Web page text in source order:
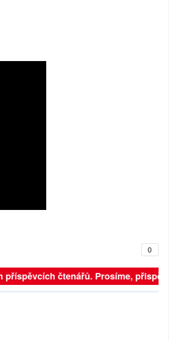
0
čtenářů. Prosíme, přispějte. ➥